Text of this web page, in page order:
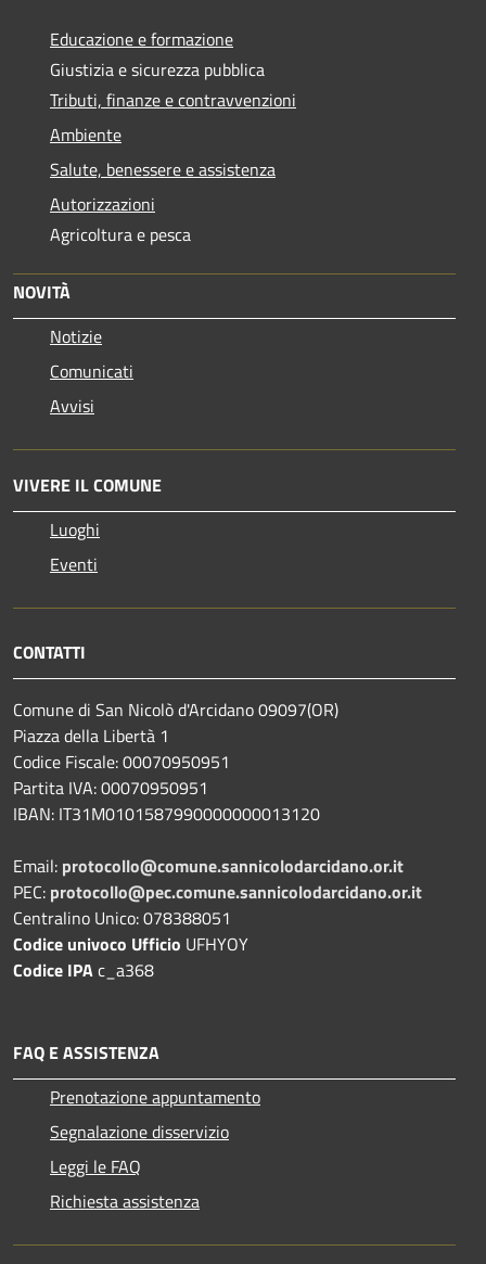
Educazione e formazione
Giustizia e sicurezza pubblica
Tributi, finanze e contravvenzioni
Ambiente
Salute, benessere e assistenza
Autorizzazioni
Agricoltura e pesca
NOVITÀ
Notizie
Comunicati
Avvisi
VIVERE IL COMUNE
Luoghi
Eventi
CONTATTI
Comune di San Nicolò d'Arcidano 09097(OR)
Piazza della Libertà 1
Codice Fiscale: 00070950951
Partita IVA: 00070950951
IBAN: IT31M0101587990000000013120
Email: protocollo@comune.sannicolodarcidano.or.it
PEC: protocollo@pec.comune.sannicolodarcidano.or.it
Centralino Unico: 078388051
Codice univoco Ufficio UFHYOY
Codice IPAc_a368
FAQ E ASSISTENZA
Prenotazione appuntamento
Segnalazione disservizio
Leggi le FAQ
Richiesta assistenza